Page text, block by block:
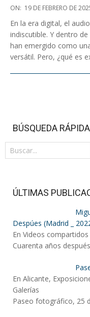
2025-
19
ON: 19 DE FEBRERO DE
En la era digital, el
indiscutible. Y dentro
han emergido como
versátil. Pero, ¿qué es
BÚSQUEDA RÁPIDA
ÚLTIMAS
Despúes (Madrid _
En Videos compartidos
Cuarenta años
En Alicante,
Galerías
Paseo fotográfico, 25